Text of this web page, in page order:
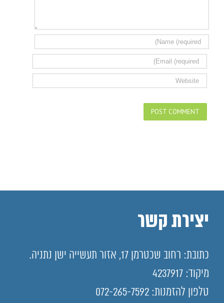
יצירת קשר
כתובת: רחוב שכטרמן 17, אזור תעשייה ישן נתניה.
מיקוד: 4237917
טלפון להזמנות: 072-265-7592